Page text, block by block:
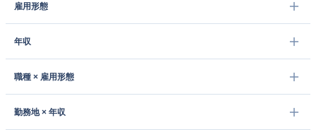
雇用形態
年収
職種 × 雇用形態
勤務地 × 年収